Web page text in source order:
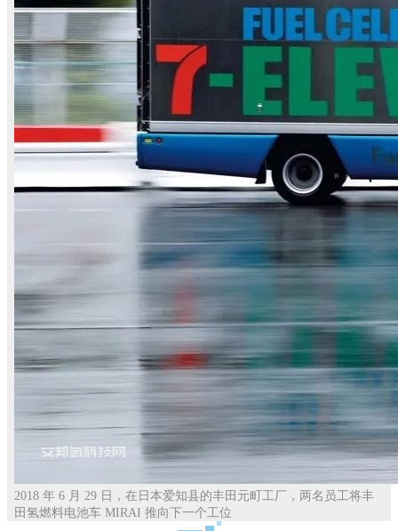
2018 年 6 月 29 日，在日本爱知县的丰田元町工厂，两名员工将丰
田氢燃料电池车 MIRAI 推向下一个工位